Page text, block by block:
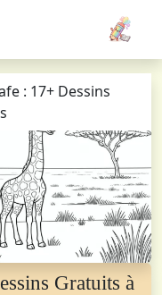
: 17+ Dessins
Gratuits à